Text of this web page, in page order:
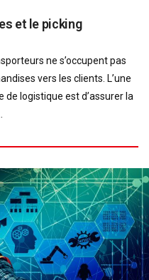
et le picking
ne s’occupent pas
vers les clients. L’une
logistique est d’assurer la